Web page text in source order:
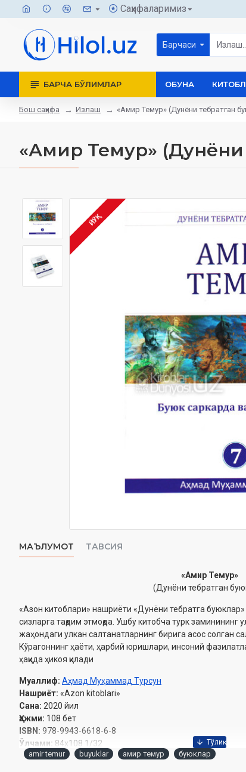
Саҳифаларимиз
Барчаси
БАРЧА БЎЛИМЛАР ОБУНА
Бош саҳифа Излаш «Амир Темур» (Дунёни тебратган
«Амир Темур» (Дунёни
ЙЎҚ
МАЪЛУМОТ ТАВСИЯ
«Амир Темур»
(Дунёни тебратган
«Aзон китоблари» нашриёти «Дунёни тебратга
сизларга тақдим этмоқда. Ушбу китобча турк заминининг
жаҳондаги улкан салтанатларнинг бирига асос солган
Кўрагоннинг ҳаёти, ҳарбий юришлари, инсоний
ҳақида ҳикоя қилади
Муаллиф: Аҳмад Муҳаммад Турсун
Нашриёт: «Azon kitoblari»
Сана: 2020 йил
Ҳажми: 108 бет
ISBN: 978-9943-6618-6-8
Ўлчами: 84x108 1/32
Муқоваси:юмшоқ
amir temur buyuklar амир темур буюклар